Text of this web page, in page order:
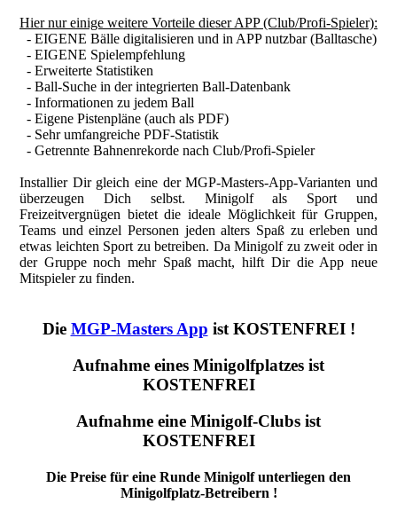
Hier nur einige weitere Vorteile dieser APP (Club/Profi-Spieler):
- EIGENE Bälle digitalisieren und in APP nutzbar (Balltasche)
- EIGENE Spielempfehlung
- Erweiterte Statistiken
- Ball-Suche in der integrierten Ball-Datenbank
- Informationen zu jedem Ball
- Eigene Pistenpläne (auch als PDF)
- Sehr umfangreiche PDF-Statistik
- Getrennte Bahnenrekorde nach Club/Profi-Spieler
Installier Dir gleich eine der MGP-Masters-App-Varianten und
überzeugen Dich selbst. Minigolf als Sport und
Freizeitvergnügen bietet die ideale Möglichkeit für Gruppen,
Teams und einzel Personen jeden alters Spaß zu erleben und
etwas leichten Sport zu betreiben. Da Minigolf zu zweit oder in
der Gruppe noch mehr Spaß macht, hilft Dir die App neue
Mitspieler zu finden.
Die MGP-Masters App ist KOSTENFREI !
Aufnahme eines Minigolfplatzes ist
KOSTENFREI
Aufnahme eine Minigolf-Clubs ist
KOSTENFREI
Die Preise für eine Runde Minigolf unterliegen den
Minigolfplatz-Betreibern !